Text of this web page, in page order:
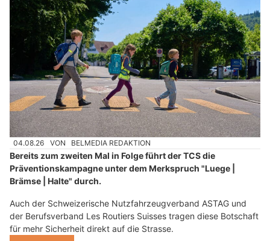
04.08.26 VON BELMEDIA REDAKTION
Bereits zum zweiten Mal in Folge führt der TCS die
Präventionskampagne unter dem Merkspruch "Luege |
Brämse | Halte" durch.
Auch der Schweizerische Nutzfahrzeugverband ASTAG und
der Berufsverband Les Routiers Suisses tragen diese Botschaft
für mehr Sicherheit direkt auf die Strasse.